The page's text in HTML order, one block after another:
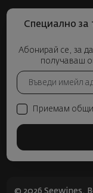
Специално за
Абонирай се, за
получаваш
Приемам общи
© 2026 Seewines.